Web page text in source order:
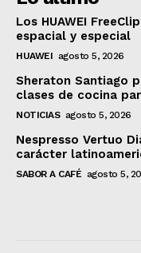
Los HUAWEI
espacial y especial
HUAWEI agosto 5, 2026
Sheraton Santiago
clases de cocina
NOTICIAS agosto 5, 2026
Nespresso Vertuo
carácter
SABOR A CAFÉ agosto 5,